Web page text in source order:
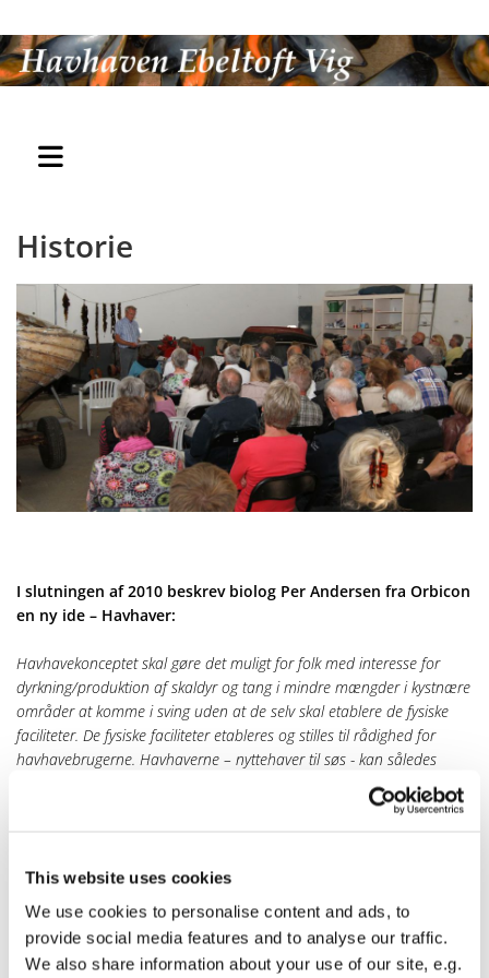
This website uses cookies
We use cookies to personalise content and ads, to
provide social media features and to analyse our traffic.
We also share information about your use of our site, e.g.
Historie
I slutningen af 2010 beskrev biolog Per Andersen fra Orbicon
en ny ide – Havhaver:
Havhavekonceptet skal gøre det muligt for folk med interesse for
dyrkning/produktion af skaldyr og tang i mindre mængder i kystnære
områder at komme i sving uden at de selv skal etablere de fysiske
faciliteter. De fysiske faciliteter etableres og stilles til rådighed for
havhavebrugerne. Havhaverne – nyttehaver til søs - kan således
opfattes som en parallel til de velkendte kolonihaver på landjorden.
ildsjæl Thorkild Hansen med henblik på at få ham til sammen med
Per Andersen at arbejde videre med ideen, herunder forsøge at
indtænke gamle brugsfartøjer og Fiskerihavnsmiljøet i Ebeltoft.
Den 19. december 2011 så den ny forening ”Havhaver i Syddjurs”